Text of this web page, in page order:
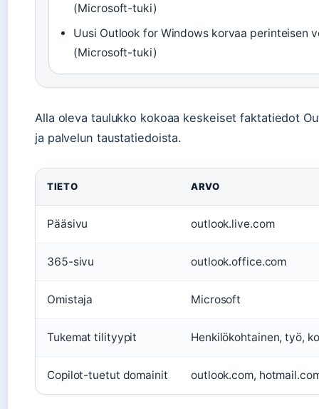
(Microsoft-tuki)
Uusi Outlook for Windows korvaa perinteisen
(Microsoft-tuki)
Alla oleva taulukko kokoaa keskeiset faktatiedot
ja palvelun taustatiedoista.
TIETO ARVO
Pääsivu outlook.live.com
365-sivu outlook.office.com
Omistaja Microsoft
Tukemat tilityypit Henkilökohtainen, työ,
Copilot-tuetut domainit outlook.com,